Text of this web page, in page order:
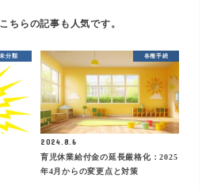
こちらの記事も人気です。
未分類 各種手続
2024.8.6
育児休業給付金の延長厳格化：2025
年4月からの変更点と対策